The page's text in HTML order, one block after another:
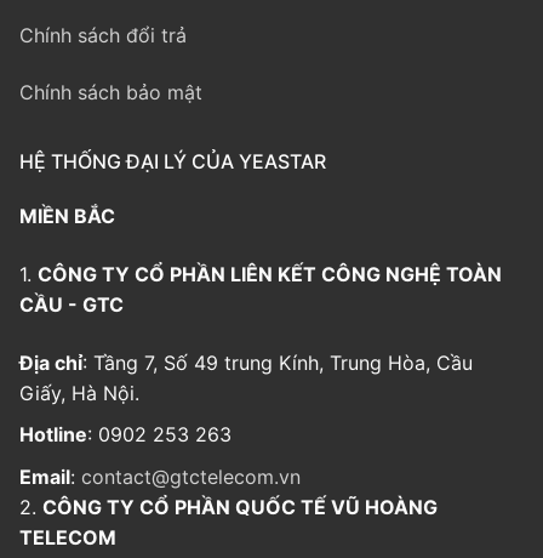
Chính sách đổi trả
Chính sách bảo mật
HỆ THỐNG ĐẠI LÝ CỦA YEASTAR
MIỀN BẮC
1. CÔNG TY CỔ PHẦN LIÊN KẾT CÔNG NGHỆ TOÀN
CẦU - GTC
Địa chỉ: Tầng 7, Số 49 trung Kính, Trung Hòa, Cầu
Giấy, Hà Nội.
Hotline: 0902 253 263
Email: contact@gtctelecom.vn
2. CÔNG TY CỔ PHẦN QUỐC TẾ VŨ HOÀNG
TELECOM